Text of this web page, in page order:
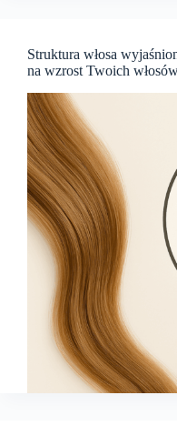
Struktura włosa
na wzrost Twoich